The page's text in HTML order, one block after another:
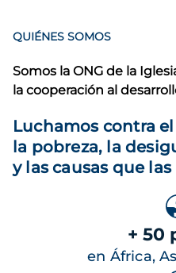
QUIÉNES SOMOS
Somos la ONG de la
la cooperación al
Luchamos contra
la pobreza, la
y las causas que
+ 50
en África,